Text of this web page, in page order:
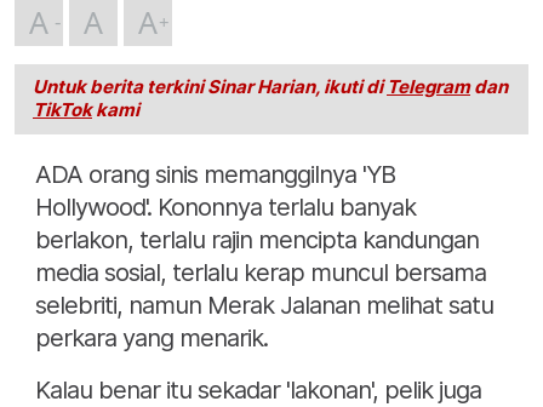
A A A
Untuk berita terkini Sinar Harian, ikuti di Telegramdan
TikTokkami
ADA orang sinis memanggilnya 'YB
Hollywood'. Kononnya terlalu banyak
berlakon, terlalu rajin mencipta kandungan
media sosial, terlalu kerap muncul bersama
selebriti, namun Merak Jalanan melihat satu
perkara yang menarik.
Kalau benar itu sekadar 'lakonan', pelik juga